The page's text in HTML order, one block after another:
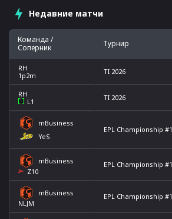
Недавние матчи
Команда /
Соперник
Турнир
RH
1p2m
TI 2026
RH
L1
TI 2026
mBusiness
YeS
EPL Championship #1
mBusiness
Z10
EPL Championship #1
mBusiness
NLJM
EPL Championship #1